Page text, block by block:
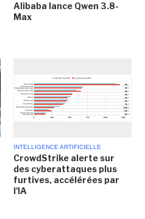
Alibaba lance Qwen 3.8-
Max
INTELLIGENCE ARTIFICIELLE
CrowdStrike alerte sur
des cyberattaques plus
furtives, accélérées par
l'IA